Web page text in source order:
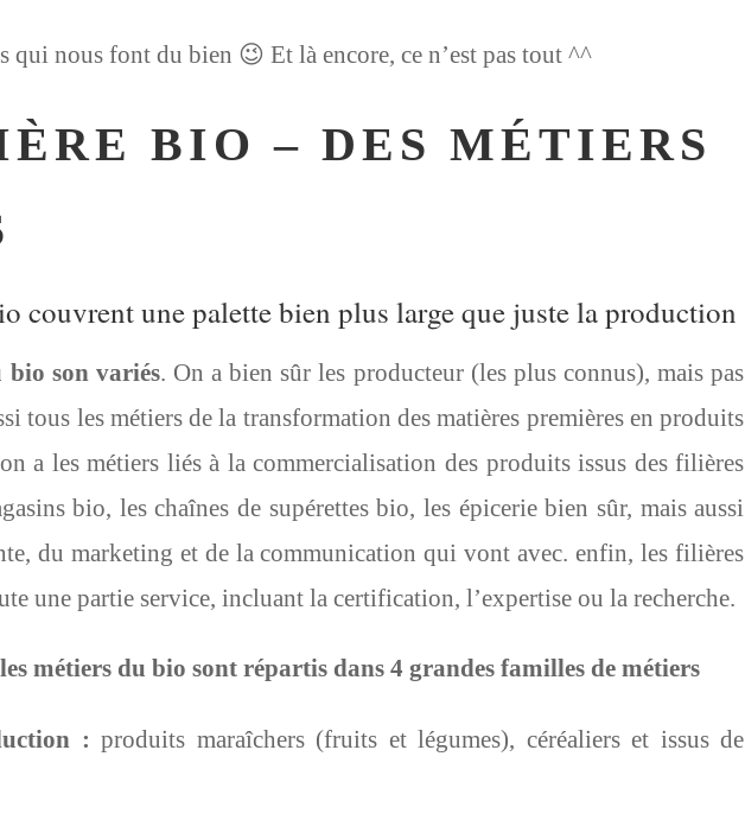
qui nous font du bien 😉 Et là encore, ce n’est pas tout ^^
BIO – DES MÉTIERS
couvrent une palette bien plus large que juste la production
bio son variés. On a bien sûr les producteur (les plus connus), mais pas
tous les métiers de la transformation des matières premières en produits
a les métiers liés à la commercialisation des produits issus des filières
bio, les chaînes de supérettes bio, les épicerie bien sûr, mais aussi
du marketing et de la communication qui vont avec. enfin, les filières
une partie service, incluant la certification, l’expertise ou la recherche.
les métiers du bio sont répartis dans 4 grandes familles de métiers
: produits maraîchers (fruits et légumes), céréaliers et issus de